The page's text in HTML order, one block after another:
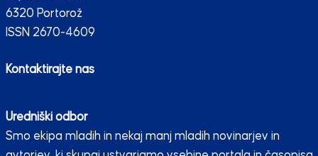
6320 Portorož
ISSN 2670-4609
Kontaktirajte nas
Uredniški odbor
Smo ekipa mladih in nekaj manj mladih novinarjev in